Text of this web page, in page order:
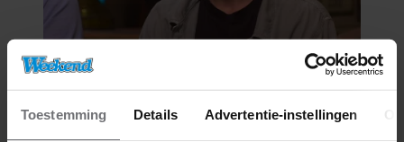
Toestemming Details Advertentie-instellingen
06/08/2026
VICTOR VLAM BEKRITISEERT TIM
NIEHE NA DUIDELIJKE GRENS